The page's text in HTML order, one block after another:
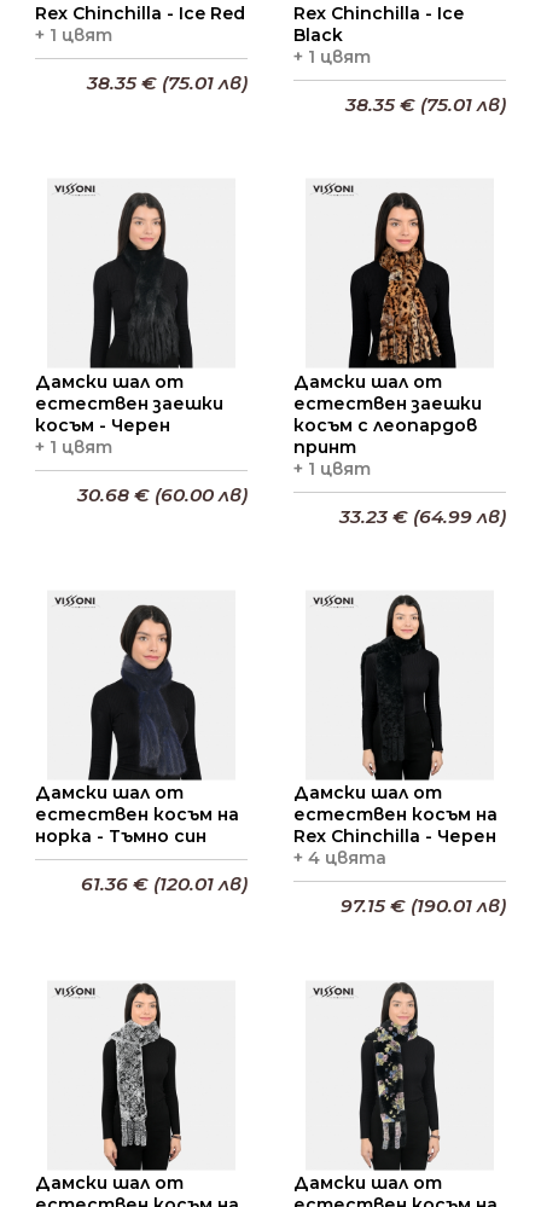
Rex Chinchilla - Ice Red
+ 1 цвят
38.35 € (75.01 лв)
Rex Chinchilla - Ice
Black
+ 1 цвят
Добави в кошницата
38.35 € (75.01 лв)
Дамски шал от
естествен заешки
косъм - Черен
+ 1 цвят
30.68 € (60.00 лв)
Дамски шал от
естествен заешки
косъм с леопардов
принт
+ 1 цвят
Добави в кошницата
33.23 € (64.99 лв)
Дамски шал от
естествен косъм на
норка - Тъмно син
61.36 € (120.01 лв)
Дамски шал от
естествен косъм на
Rex Chinchilla - Черен
+ 4 цвята
Добави в кошницата
97.15 € (190.01 лв)
Дамски шал от
Дамски шал от